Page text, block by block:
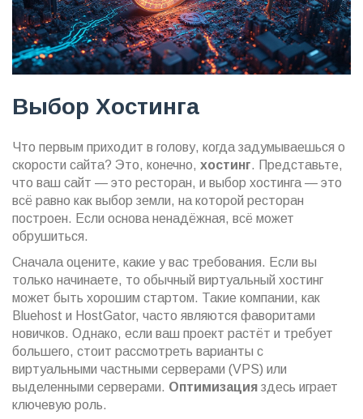
Выбор Хостинга
Что первым приходит в голову, когда задумываешься о
скорости сайта? Это, конечно, хостинг. Представьте,
что ваш сайт — это ресторан, и выбор хостинга — это
всё равно как выбор земли, на которой ресторан
построен. Если основа ненадёжная, всё может
обрушиться.
Сначала оцените, какие у вас требования. Если вы
только начинаете, то обычный виртуальный хостинг
может быть хорошим стартом. Такие компании, как
Bluehost и HostGator, часто являются фаворитами
новичков. Однако, если ваш проект растёт и требует
большего, стоит рассмотреть варианты с
виртуальными частными серверами (VPS) или
выделенными серверами. Оптимизация здесь играет
ключевую роль.